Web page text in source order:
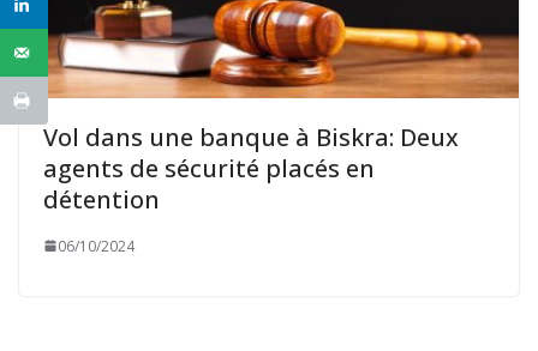
Vol dans une banque à Biskra: Deux
agents de sécurité placés en
détention
06/10/2024